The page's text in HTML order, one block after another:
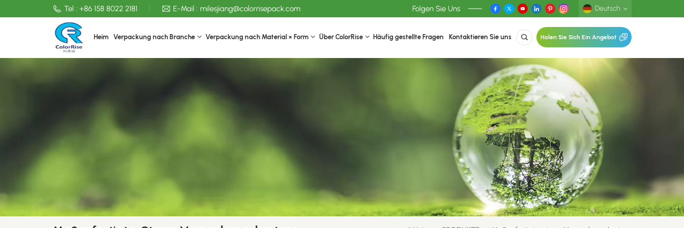
Tel : +86 158 8022 2181 E-Mail : milesjiang@colorrisepack.com Folgen Sie Uns Deutsch
Deutsch
Heim Verpackung nach Branche Verpackung nach Material × Form Über ColorRise Häufig gestellte Fragen Kontaktieren Sie uns Holen Sie Sich Ein Angebot